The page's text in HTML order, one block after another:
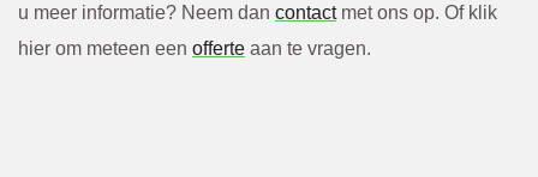
u meer informatie? Neem dan contactmet ons op. Of klik
hier om meteen een offerte aan te vragen.